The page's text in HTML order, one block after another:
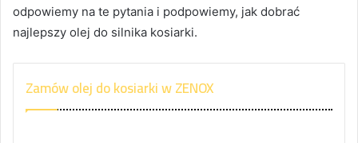
odpowiemy na te pytania i podpowiemy, jak dobrać
najlepszy olej do silnika kosiarki.
Zamów olej do kosiarki w ZENOX